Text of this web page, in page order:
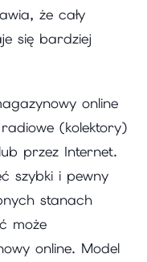
że cały
się bardziej
online
(kolektory)
przez Internet.
szybki i pewny
stanach
może
online. Model